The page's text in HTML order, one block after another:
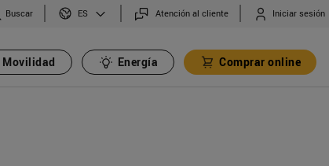
Buscar ES Atención al cliente Iniciar sesión
Movilidad Energía Comprar online